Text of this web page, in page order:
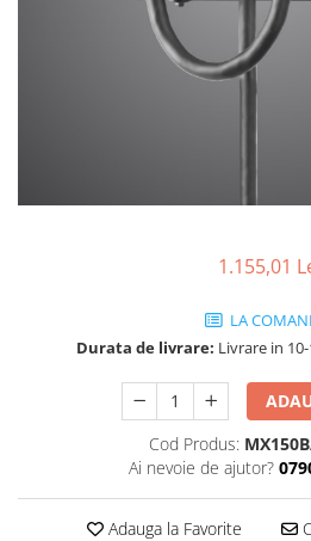
Accesorii Generale
Line Array Active
Adaptoare Audio
Cabluri Audio cu Conectori
Cabluri la metru
Stage Box Multicore
Moving head-uri – Spot
Proiectoare Lumini
1.155,01
LA
Durata de livrare: Livrare in
Cod Produs:
Ai nevoie de ajutor?
Adauga la Favorite